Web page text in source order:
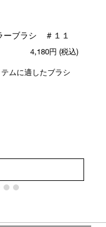
ーブラシ ＃１１
4,180円 (税込)
ムに適したブラシ